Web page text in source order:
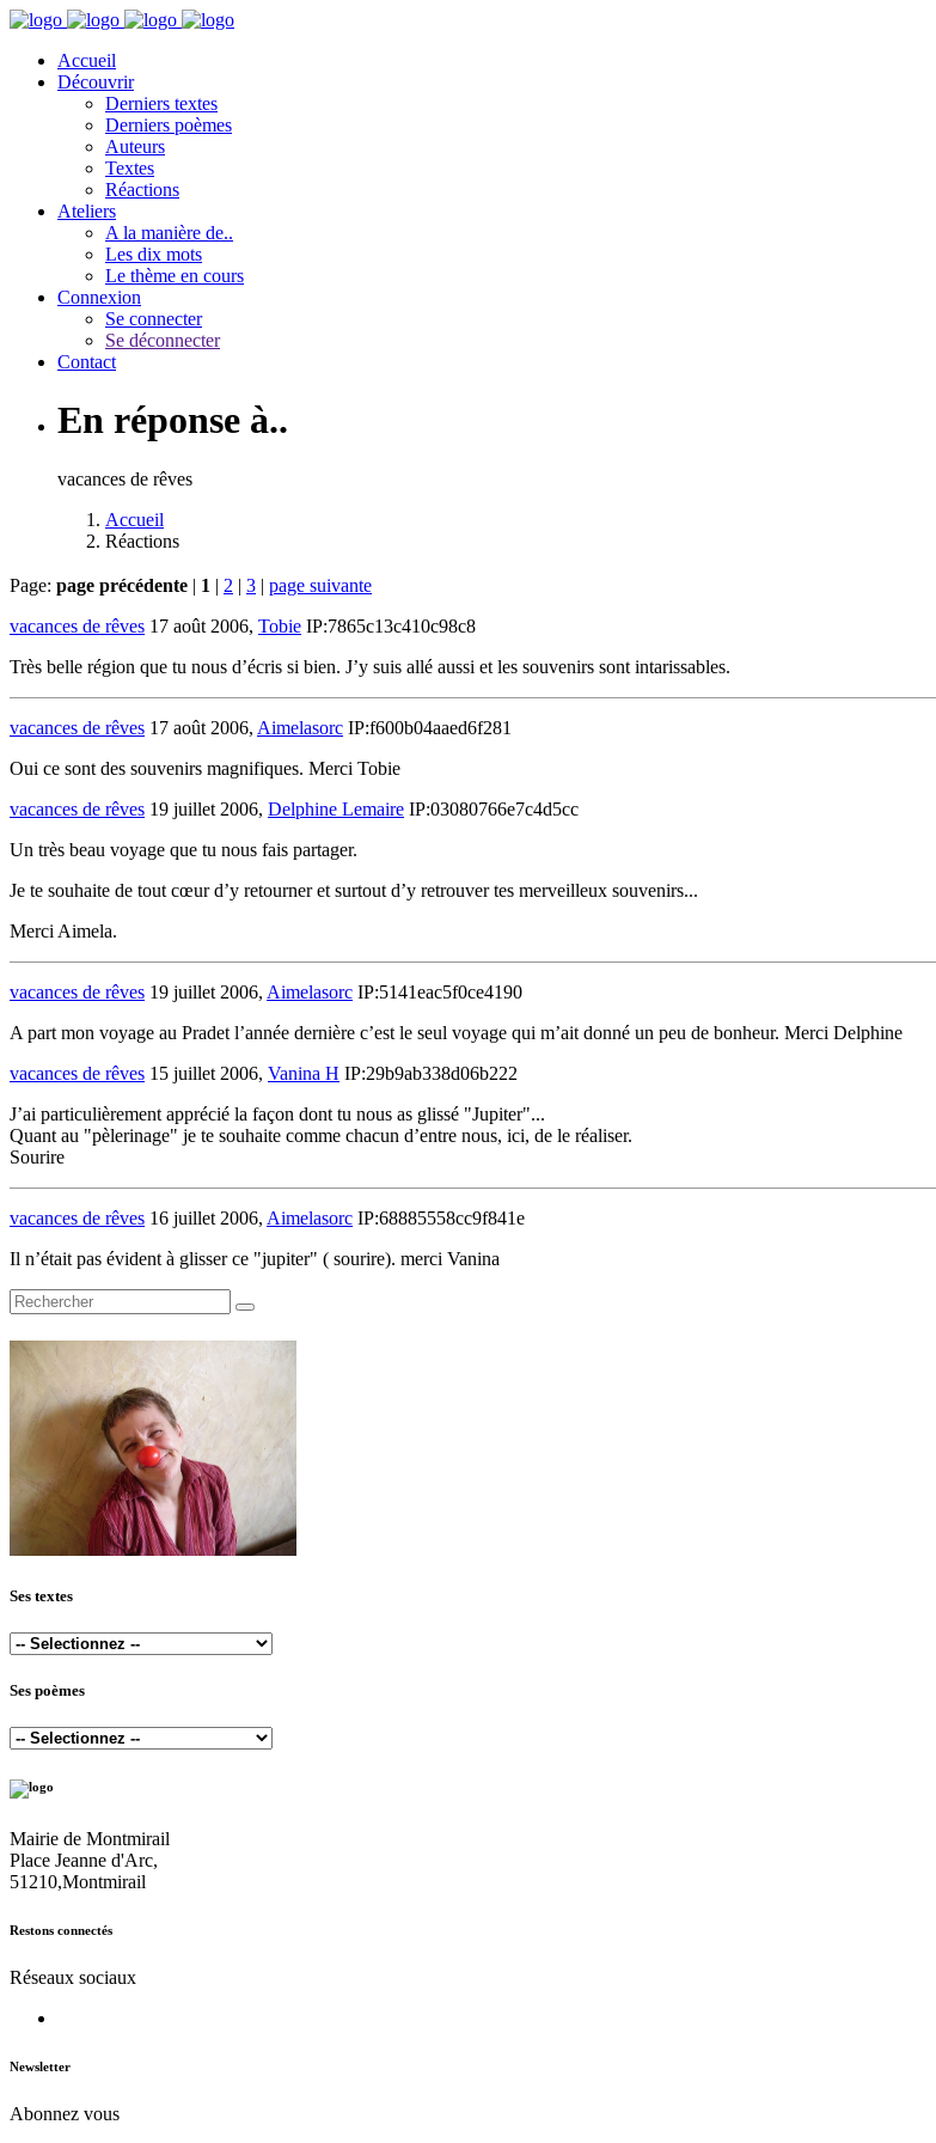
Accueil
Découvrir
Derniers textes
Derniers poèmes
Auteurs
Textes
Réactions
Ateliers
A la manière de..
Les dix mots
Le thème en cours
Connexion
Se connecter
Se déconnecter
Contact
En réponse à..
vacances de rêves
Accueil
Réactions
Page: page précédente | 1 | 2 | 3 | page suivante
vacances de rêves 17 août 2006, Tobie IP:7865c13c410c98c8
Très belle région que tu nous d’écris si bien. J’y suis allé aussi et les souvenirs sont intarissables.
vacances de rêves 17 août 2006, Aimelasorc IP:f600b04aaed6f281
Oui ce sont des souvenirs magnifiques. Merci Tobie
vacances de rêves 19 juillet 2006, Delphine Lemaire IP:03080766e7c4d5cc
Un très beau voyage que tu nous fais partager.
Je te souhaite de tout cœur d’y retourner et surtout d’y retrouver tes merveilleux souvenirs...
Merci Aimela.
vacances de rêves 19 juillet 2006, Aimelasorc IP:5141eac5f0ce4190
A part mon voyage au Pradet l’année dernière c’est le seul voyage qui m’ait donné un peu de bonheur. Merci Delphine
vacances de rêves 15 juillet 2006, Vanina H IP:29b9ab338d06b222
J’ai particulièrement apprécié la façon dont tu nous as glissé "Jupiter"...
Quant au "pèlerinage" je te souhaite comme chacun d’entre nous, ici, de le réaliser.
Sourire
vacances de rêves 16 juillet 2006, Aimelasorc IP:68885558cc9f841e
Il n’était pas évident à glisser ce "jupiter" ( sourire). merci Vanina
Ses textes
Ses poèmes
Mairie de Montmirail
Place Jeanne d'Arc,
51210,Montmirail
Restons connectés
Réseaux sociaux
Newsletter
Abonnez vous